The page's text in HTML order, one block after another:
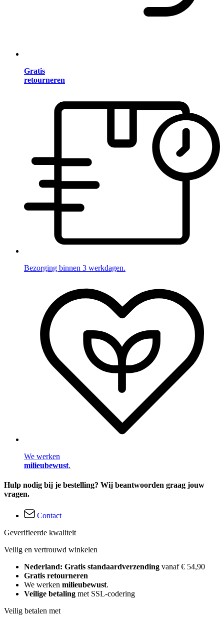
Gratis
retourneren
Bezorging binnen 3 werkdagen.
We werken
milieubewust.
Hulp nodig bij je bestelling? Wij beantwoorden graag jouw
vragen.
Contact
Geverifieerde kwaliteit
Veilig en vertrouwd winkelen
Nederland: Gratis standaardverzending vanaf € 54,90
Gratis retourneren
We werken milieubewust.
Veilige betaling met SSL-codering
Veilig betalen met